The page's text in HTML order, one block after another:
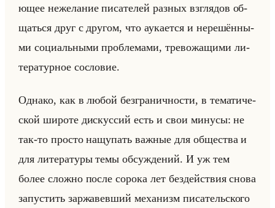
ющее неже­ла­ние пи­са­те­лей раз­ных взгля­дов об­
щаться друг с дру­гом, что аука­ет­ся и нере­шён­ны­
ми со­ци­альны­ми про­бле­ма­ми, тре­во­жа­щи­ми ли­
те­ра­тур­ное со­сло­вие.
Од­на­ко, как в любой без­гра­нич­но­сти, в те­ма­ти­че­
ской ши­ро­те дис­кус­сий есть и свои ми­ну­сы: не
так-то про­сто на­щу­пать важ­ные для об­ще­ства и
для ли­те­ра­ту­ры темы об­суж­де­ний. И уж тем
более слож­но после со­ро­ка лет без­действия снова
за­пу­стить за­ржа­вев­ший ме­ха­низм пи­са­тельско­го